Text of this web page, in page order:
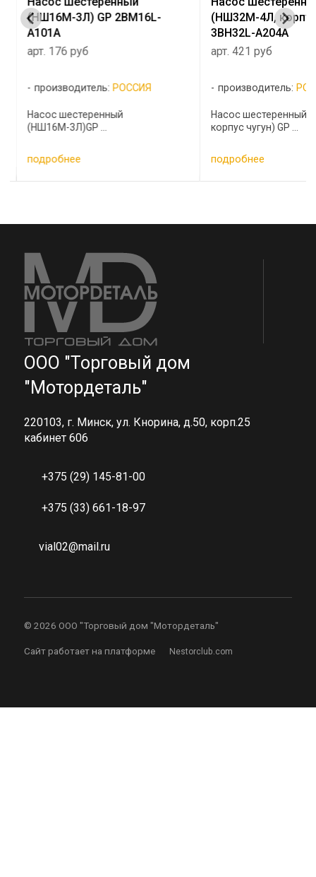
(НШ16М-3Л) GP 2BM16L-
A101A
арт. 176 руб
производитель: РОССИЯ
Насос шестеренный
(НШ16М-3Л)GP ...
подробнее
(НШ32М-4Л, корпус
3BH32L-A204A
арт. 421 руб
производитель:
Насос шестеренный
корпус чугун) GP ...
подробнее
ООО "Торговый дом
"Мотордеталь"
220103, г. Минск, ул. Кнорина, д.50, корп.25
кабинет 606
+375 (29) 145-81-00
+375 (33) 661-18-97
vial02@mail.ru
© 2026 ООО "Торговый дом "Мотордеталь"
Сайт работает на платформе Nestorclub.com